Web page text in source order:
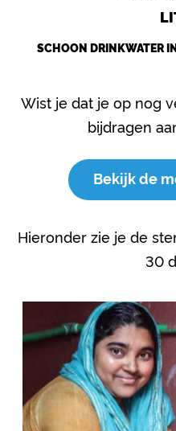
SCHOON DRINKWATER
Wist je dat je op nog
bijdragen
Bekijk de
Hieronder zie je de
30